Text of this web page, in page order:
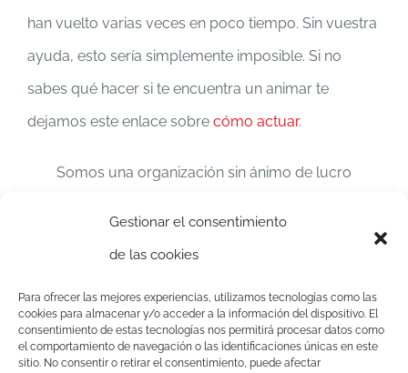
Gestionar el consentimiento
de las cookies
Para ofrecer las mejores experiencias, utilizamos tecnologías como las
cookies para almacenar y/o acceder a la información del dispositivo. El
consentimiento de estas tecnologías nos permitirá procesar datos como
el comportamiento de navegación o las identificaciones únicas en este
sitio. No consentir o retirar el consentimiento, puede afectar
han vuelto varias veces en poco tiempo. Sin vuestra
ayuda, esto sería simplemente imposible. Si no
sabes qué hacer si te encuentra un animar te
dejamos este enlace sobre cómo actuar.
Somos una organización sin ánimo de lucro
Apoya nuestros proyectos y c
olabora con
nosotrosAquí